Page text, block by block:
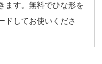
ます。無料でひな形を
ドしてお使いくださ